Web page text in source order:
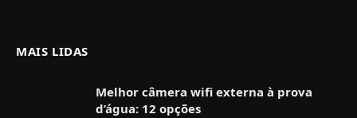
MAIS LIDAS
Melhor câmera wifi externa à prova
d’água: 12 opções